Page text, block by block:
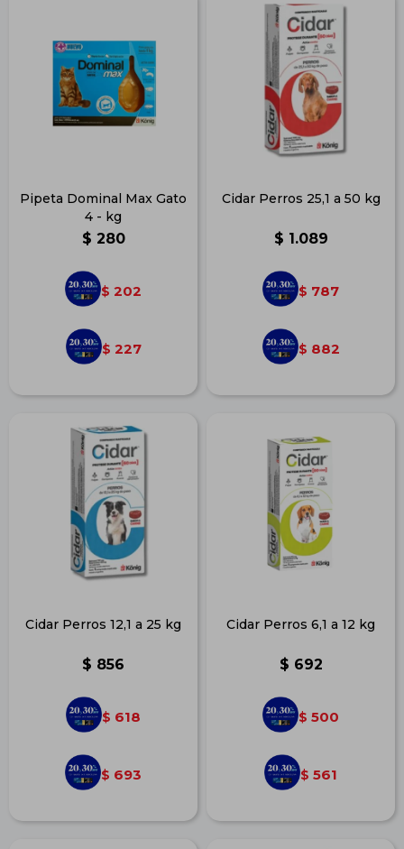
Pipeta Dominal Max Gato
4 - kg
$ 280
$ 202
$ 227
Cidar Perros 25,1 a 50 kg
$ 1.089
$ 787
$ 882
Cidar Perros 12,1 a 25 kg
$ 856
$ 618
$ 693
Cidar Perros 6,1 a 12 kg
$ 692
$ 500
$ 561